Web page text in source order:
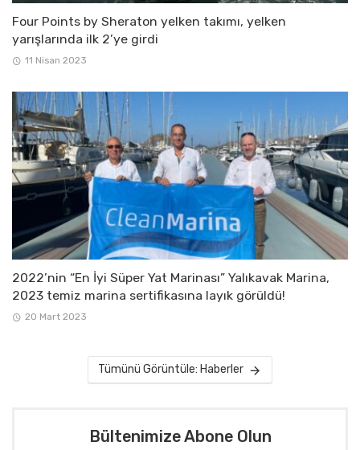
Four Points by Sheraton yelken takımı, yelken
yarışlarında ilk 2’ye girdi
11 Nisan 2023
2022’nin “En İyi Süper Yat Marinası” Yalıkavak Marina,
2023 temiz marina sertifikasına layık görüldü!
20 Mart 2023
Tümünü Görüntüle: Haberler
Bültenimize Abone Olun